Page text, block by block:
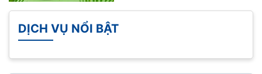
DỊCH VỤ NỔI BẬT